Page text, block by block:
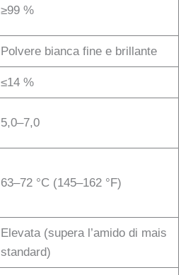
≥99 %
Polvere bianca fine e brillante
≤14 %
5,0–7,0
63–72 °C (145–162 °F)
Elevata (supera l’amido di mais
standard)